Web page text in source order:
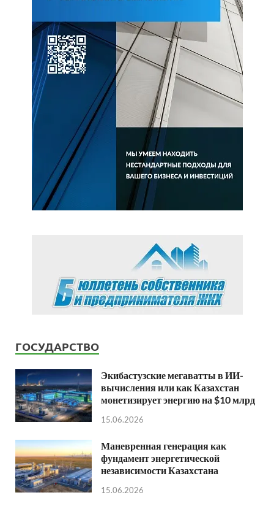
ГОСУДАРСТВО
Экибастузские мегаватты в ИИ-
вычисления или как Казахстан
монетизирует энергию на $10 млрд
15.06.2026
Маневренная генерация как
фундамент энергетической
независимости Казахстана
15.06.2026